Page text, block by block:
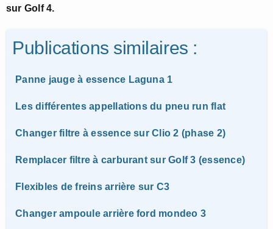
sur Golf 4.
Publications similaires :
Panne jauge à essence Laguna 1
Les différentes appellations du pneu run flat
Changer filtre à essence sur Clio 2 (phase 2)
Remplacer filtre à carburant sur Golf 3 (essence)
Flexibles de freins arrière sur C3
Changer ampoule arrière ford mondeo 3